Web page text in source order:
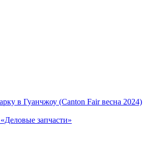
в Гуанчжоу (Canton Fair весна 2024)
запчасти»